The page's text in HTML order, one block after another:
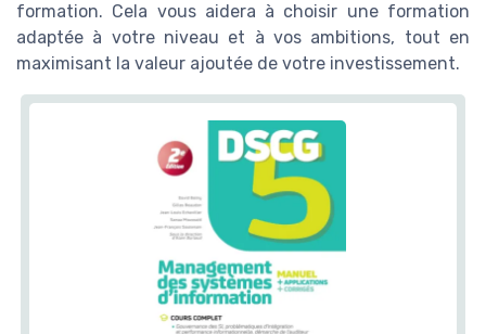
formation. Cela vous aidera à choisir une formation
adaptée à votre niveau et à vos ambitions, tout en
maximisant la valeur ajoutée de votre investissement.